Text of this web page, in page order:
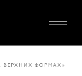
ВЕРХНИХ ФОРМАХ»